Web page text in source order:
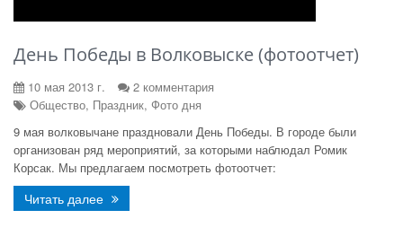
День Победы в Волковыске (фотоотчет)
10 мая 2013 г.
2 комментария
Общество, Праздник, Фото дня
9 мая волковычане праздновали День Победы. В городе были
организован ряд мероприятий, за которыми наблюдал Ромик
Корсак. Мы предлагаем посмотреть фотоотчет:
Читать далее